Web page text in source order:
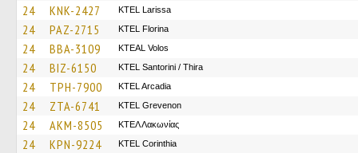
24 KNK-2427 KTEL Larissa
24 PAZ-2715 KTEL Florina
24 BBA-3109 KTEAL Volos
24 BIZ-6150 KTEL Santorini / Thira
24 TPH-7900 KTEL Arcadia
24 ZTA-6741 ΚΤΕL Grevenon
24 AKM-8505 ΚΤΕΛ Λακωνίας
24 KPN-9224 KTEL Corinthia